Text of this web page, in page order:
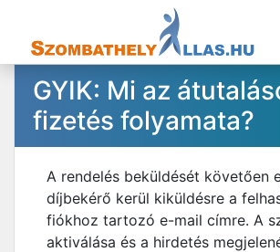
GYIK: Mi az
fizetés folyamata?
A rendelés beküldését követően
díjbekérő kerül kiküldésre a
fiókhoz tartozó e-mail címre. A
aktiválása és a hirdetés